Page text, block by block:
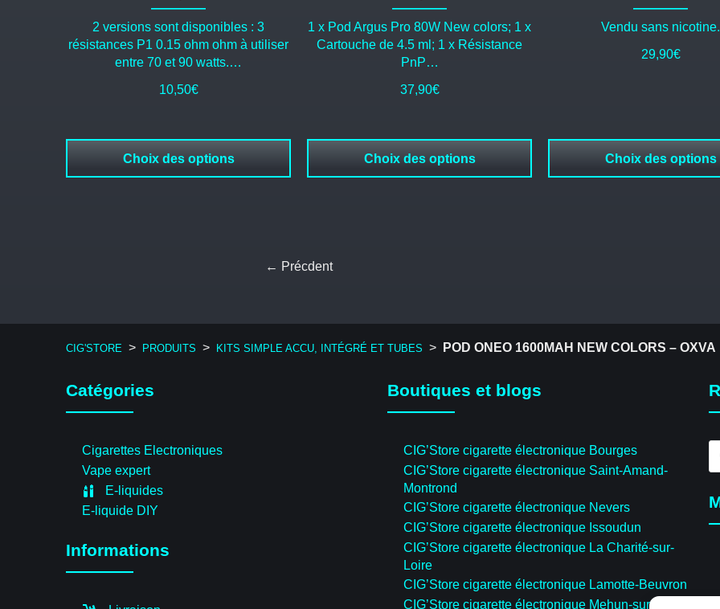
2 versions sont disponibles : 3
résistances P1 0.15 ohm ohm à utiliser
entre 70 et 90 watts.…
10,50€
Choix des options
1 x Pod Argus Pro 80W New colors; 1 x
Cartouche de 4.5 ml; 1 x Résistance
PnP…
37,90€
Choix des options
Vendu sans nicotine.
29,90€
Choix des options
← Précdent
CIG'STORE > PRODUITS > KITS SIMPLE ACCU, INTÉGRÉ ET TUBES > POD ONEO 1600MAH NEW COLORS – OXVA
Catégories
Cigarettes Electroniques
Vape expert
E-liquides
E-liquide DIY
Informations
Boutiques et blogs
CIG’Store cigarette électronique Bourges
CIG’Store cigarette électronique Saint-Amand-
Montrond
CIG’Store cigarette électronique Nevers
CIG’Store cigarette électronique Issoudun
CIG’Store cigarette électronique La Charité-sur-
Loire
CIG’Store cigarette électronique Lamotte-Beuvron
CIG’Store cigarette électronique Mehun-sur-Yèvre